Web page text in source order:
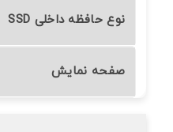
نوع حافظه داخلی SSD
صفحه نمایش